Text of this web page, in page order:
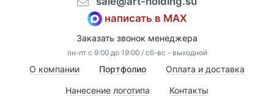
написать в MAX
Заказать звонок менеджера
пн-пт с 9:00 до 19:00 / сб-вс - выходной
О компании Портфолио Оплата и доставка
Нанесение логотипа Контакты